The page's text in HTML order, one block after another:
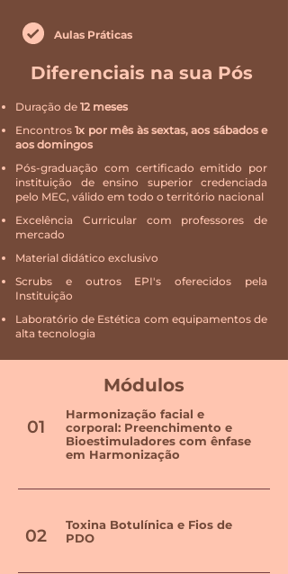
Aulas Práticas
Diferenciais na sua Pós
Duração de 12 meses
Encontros 1x por mês às sextas, aos sábados e
aos domingos
Pós-graduação com certificado emitido por
instituição de ensino superior credenciada
pelo MEC, válido em todo o território nacional
Excelência Curricular com professores de
mercado
Material didático exclusivo
Scrubs e outros EPI's oferecidos pela
Instituição
Laboratório de Estética com equipamentos de
alta tecnologia
Módulos
01
Harmonização facial e
corporal: Preenchimento e
Bioestimuladores com ênfase
em Harmonização
02
Toxina Botulínica e Fios de
PDO